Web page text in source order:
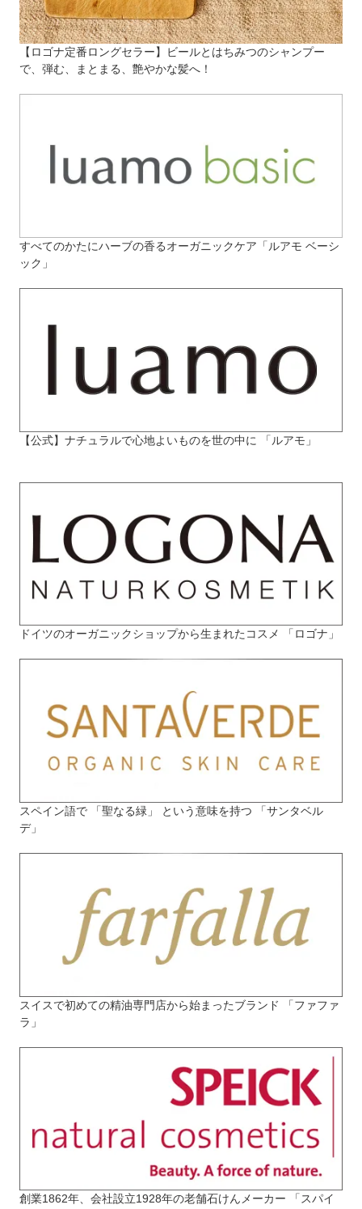
【ロゴナ定番ロングセラー】ビールとはちみつのシャンプー
で、弾む、まとまる、艶やかな髪へ！
すべてのかたにハーブの香るオーガニックケア「ルアモ ベーシ
ック」
【公式】ナチュラルで心地よいものを世の中に 「ルアモ」
ドイツのオーガニックショップから生まれたコスメ 「ロゴナ」
スペイン語で 「聖なる緑」 という意味を持つ 「サンタベル
デ」
スイスで初めての精油専門店から始まったブランド 「ファファ
ラ」
創業1862年、会社設立1928年の老舗石けんメーカー 「スパイ